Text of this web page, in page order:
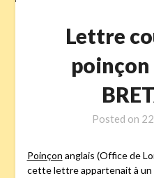
Lettre
poinçon
Posted on
Poinçon anglais (Office de
cette lettre appartenait à un